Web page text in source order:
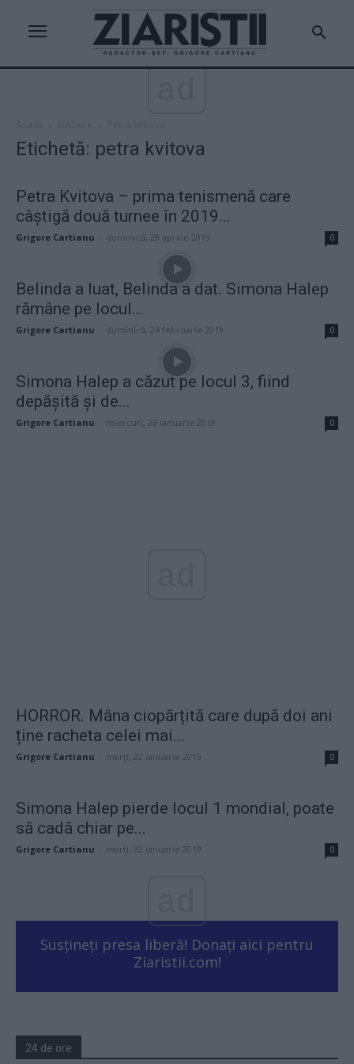
Etichetă: petra kvitova
Petra Kvitova – prima tenismenă care
câștigă două turnee în 2019...
Grigore Cartianu duminică, 28 aprilie 2019 0
Belinda a luat, Belinda a dat. Simona Halep
rămâne pe locul...
Grigore Cartianu duminică, 24 februarie 2019 0
Simona Halep a căzut pe locul 3, fiind
depăşită şi de...
Grigore Cartianu miercuri, 23 ianuarie 2019 0
HORROR. Mâna ciopărțită care după doi ani
ține racheta celei mai...
Grigore Cartianu marți, 22 ianuarie 2019 0
Simona Halep pierde locul 1 mondial, poate
să cadă chiar pe...
Grigore Cartianu marți, 22 ianuarie 2019 0
Susțineți presa liberă! Donați aici pentru
Ziaristii.com!
24 de ore